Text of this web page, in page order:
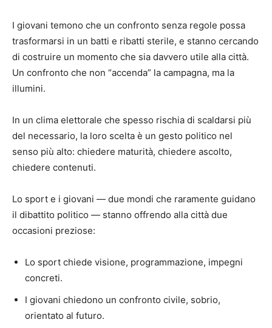
I giovani temono che un confronto senza regole possa
trasformarsi in un batti e ribatti sterile, e stanno cercando
di costruire un momento che sia davvero utile alla città.
Un confronto che non “accenda” la campagna, ma la
illumini.
In un clima elettorale che spesso rischia di scaldarsi più
del necessario, la loro scelta è un gesto politico nel
senso più alto: chiedere maturità, chiedere ascolto,
chiedere contenuti.
Lo sport e i giovani — due mondi che raramente guidano
il dibattito politico — stanno offrendo alla città due
occasioni preziose:
Lo sport chiede visione, programmazione, impegni
concreti.
I giovani chiedono un confronto civile, sobrio,
orientato al futuro.